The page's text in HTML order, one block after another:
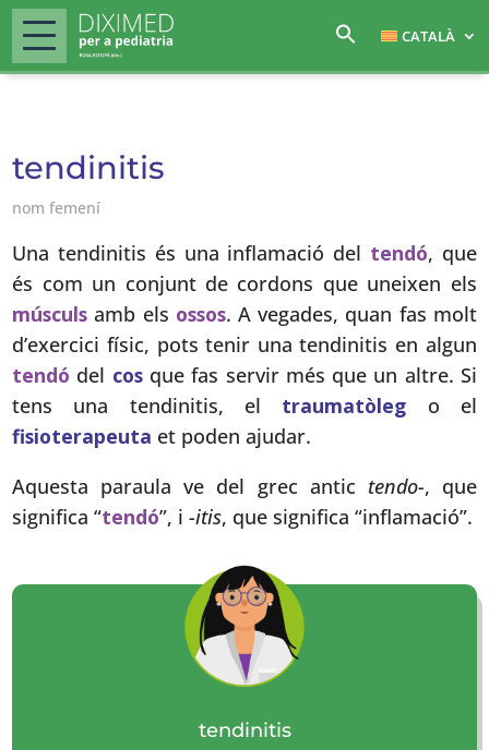
CATALÀ
tendinitis
nom femení
Una tendinitis és una inflamació del tendó, que
és com un conjunt de cordons que uneixen els
músculs amb els ossos. A vegades, quan fas molt
d’exercici físic, pots tenir una tendinitis en algun
tendó del cosque fas servir més que un altre. Si
tens una tendinitis, el traumatòleg o el
fisioterapeuta et poden ajudar.
Aquesta paraula ve del grec antic tendo-, que
significa “tendó”, i-itis, que significa “inflamació”.
tendinitis